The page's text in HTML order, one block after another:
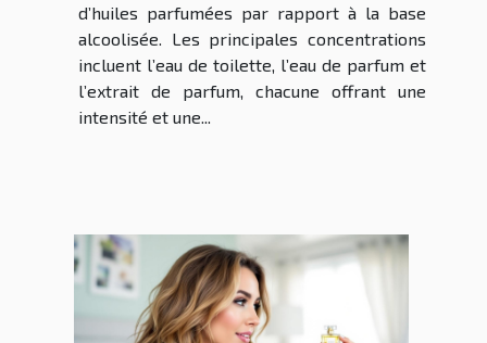
d’huiles parfumées par rapport à la base
alcoolisée. Les principales concentrations
incluent l’eau de toilette, l’eau de parfum et
l’extrait de parfum, chacune offrant une
intensité et une...